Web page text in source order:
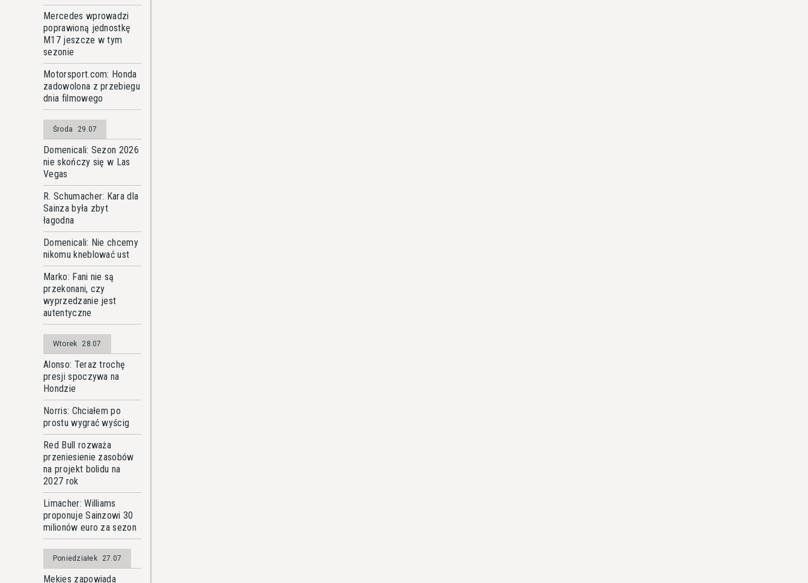
Mercedes wprowadzi
poprawioną jednostkę
M17 jeszcze w tym
sezonie
Motorsport.com: Honda
zadowolona z przebiegu
dnia filmowego
Środa 29.07
Domenicali: Sezon 2026
nie skończy się w Las
Vegas
R. Schumacher: Kara dla
Sainza była zbyt
łagodna
Domenicali: Nie chcemy
nikomu kneblować ust
Marko: Fani nie są
przekonani, czy
wyprzedzanie jest
autentyczne
Wtorek 28.07
Alonso: Teraz trochę
presji spoczywa na
Hondzie
Norris: Chciałem po
prostu wygrać wyścig
Red Bull rozważa
przeniesienie zasobów
na projekt bolidu na
2027 rok
Limacher: Williams
proponuje Sainzowi 30
milionów euro za sezon
Poniedziałek 27.07
Mekies zapowiada